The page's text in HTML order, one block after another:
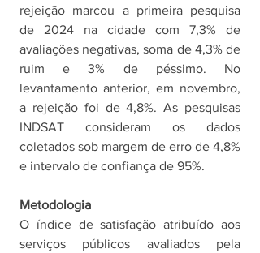
rejeição marcou a primeira pesquisa
de 2024 na cidade com 7,3% de
avaliações negativas, soma de 4,3% de
ruim e 3% de péssimo. No
levantamento anterior, em novembro,
a rejeição foi de 4,8%. As pesquisas
INDSAT consideram os dados
coletados sob margem de erro de 4,8%
e intervalo de confiança de 95%.
Metodologia
O índice de satisfação atribuído aos
serviços públicos avaliados pela